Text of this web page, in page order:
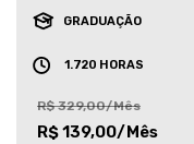
GRADUAÇÃO
1.720 HORAS
R$ 329,00/Mês
R$ 139,00/Mês